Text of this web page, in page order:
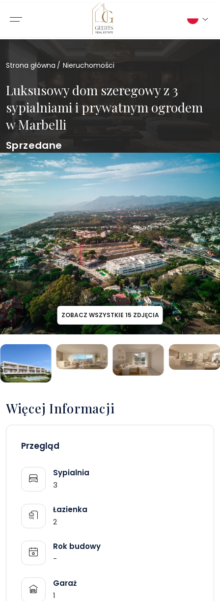
Strona główna Nieruchomości
Luksusowy dom szeregowy z 3
sypialniami i prywatnym ogrodem
w Marbelli
Sprzedane
ZOBACZ WSZYSTKIE 15 ZDJĘCIA
Więcej Informacji
Przegląd
Sypialnia
3
Łazienka
2
Rok budowy
-
Garaż
1